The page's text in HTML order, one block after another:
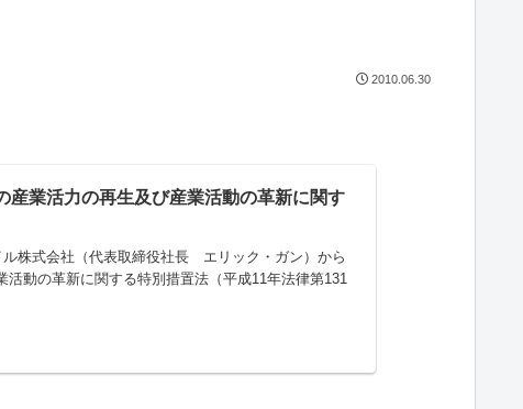
2010.06.30
業活力の再生及び産業活動の革新に関す
株式会社（代表取締役社長 エリック・ガン）から
動の革新に関する特別措置法（平成11年法律第131